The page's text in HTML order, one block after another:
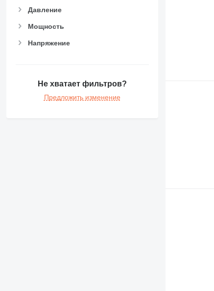
Давление
Мощность
Напряжение
Не хватает фильтров?
Предложить изменение